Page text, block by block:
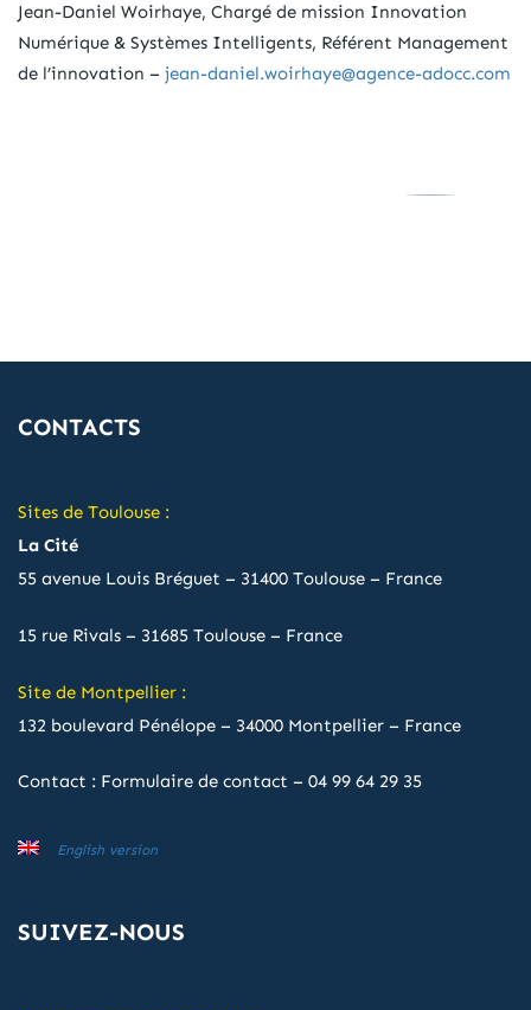
Jean-Daniel Woirhaye, Chargé de mission Innovation
Numérique & Systèmes Intelligents, Référent Management
de l’innovation – jean-daniel.woirhaye@agence-adocc.com
CONTACTS
Sites de Toulouse :
La Cité
55 avenue Louis Bréguet – 31400 Toulouse – France
15 rue Rivals – 31685 Toulouse – France
Site de Montpellier :
132 boulevard Pénélope – 34000 Montpellier – France
Contact : Formulaire de contact – 04 99 64 29 35
English version
SUIVEZ-NOUS